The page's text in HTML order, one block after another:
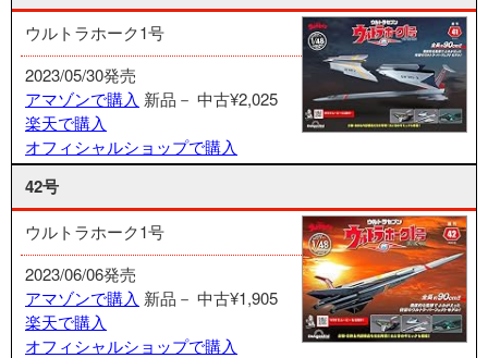
ウルトラホーク1号
2023/05/30発売
アマゾンで購入 新品－ 中古¥2,025
楽天で購入
オフィシャルショップで購入
42号
ウルトラホーク1号
2023/06/06発売
アマゾンで購入 新品－ 中古¥1,905
楽天で購入
オフィシャルショップで購入